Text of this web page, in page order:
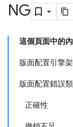
NG
這個頁面中的
版面配置引擎
版面配置錯誤
正確性